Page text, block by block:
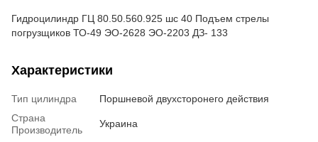
Гидроцилиндр ГЦ 80.50.560.925 шс 40 Подъем стрелы
погрузщиков ТО-49 ЭО-2628 ЭО-2203 ДЗ- 133
Характеристики
Тип цилиндра
Поршневой двухсторонего действия
Страна
Производитель
Украина